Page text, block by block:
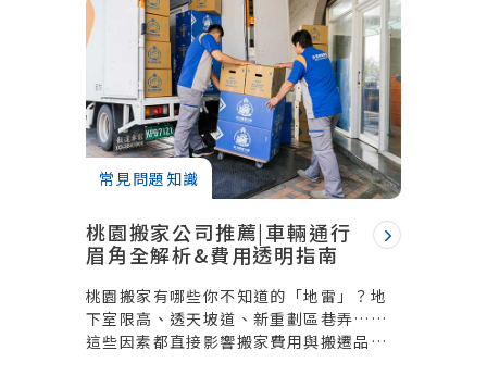
全解析。
常見問題知識
桃園搬家公司推薦|車輛通行
眉角全解析&費用透明指南
桃園搬家有哪些你不知道的「地雷」？地
下室限高、透天坡道、新重劃區巷弄……
這些因素都直接影響搬家費用與搬遷品